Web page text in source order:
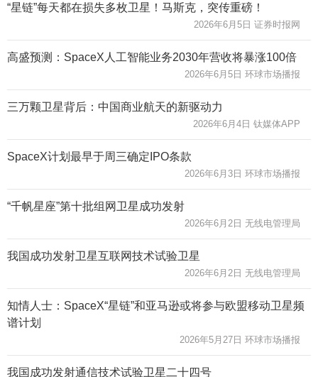
“星链”每天都在损失多枚卫星！马斯克，突传重磅！
2026年6月5日 证券时报网
高盛预测：SpaceX人工智能业务2030年营收将暴涨100倍
2026年6月5日 环球市场播报
三万颗卫星背后：中国商业航天的新驱动力
2026年6月4日 钛媒体APP
SpaceX计划最早于周三确定IPO条款
2026年6月3日 环球市场播报
“千帆星座”第十批组网卫星成功发射
2026年6月2日 无线电管理局
我国成功发射卫星互联网技术试验卫星
2026年6月2日 无线电管理局
知情人士：SpaceX“星链”和亚马逊或将参与欧盟移动卫星频
谱计划
2026年5月27日 环球市场播报
我国成功发射通信技术试验卫星二十四号